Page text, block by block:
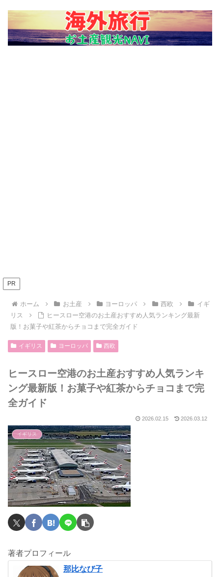
PR
ホーム お土産 ヨーロッパ 西欧
イギ
リス
ヒースロー空港のお土産おすすめ人気ランキング最新
版！お菓子や紅茶からチョコまで完全ガイド
イギリス ヨーロッパ 西欧
ヒースロー空港のお土産おすすめ人気ランキ
ング最新版！お菓子や紅茶からチョコまで完
全ガイド
2026.02.15 2026.03.12
イギリス
著者プロフィール
那比なび子